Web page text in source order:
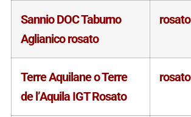
Sannio DOC Taburno
Aglianico rosato
rosato
Terre Aquilane o Terre
de l’Aquila IGT Rosato
rosato